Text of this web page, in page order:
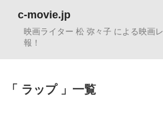
c-movie.jp
映画ライター 松 弥々子 による映画
報！
ラップ 一覧